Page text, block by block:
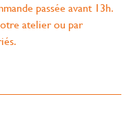
passée avant 13h.
atelier ou par